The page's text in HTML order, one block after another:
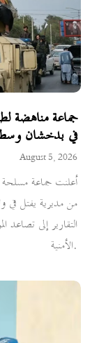
جماعة مناهضة
في بدخشان
August 5, 2026
أعلنت جماعة مسلحة
من مديرية يفتل في
التقارير إلى تصاعد
الأمنية.